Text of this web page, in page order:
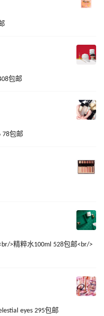
包邮
78包邮
>精粹水100ml 528包邮<br/>
eyes 295包邮